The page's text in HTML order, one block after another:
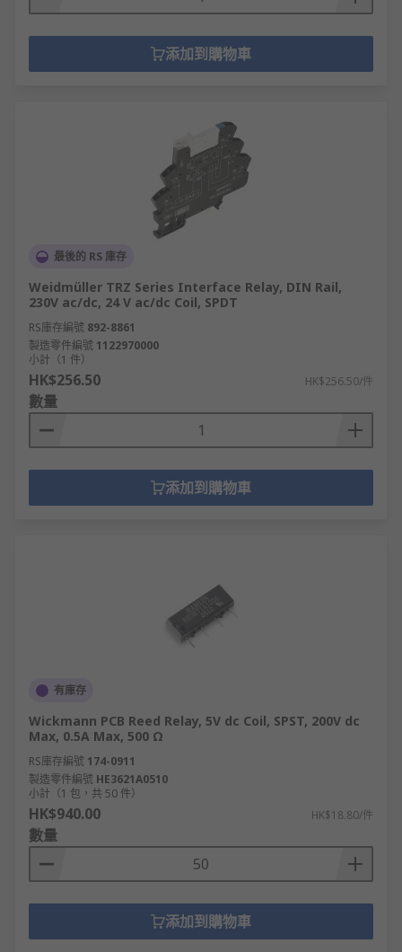
添加到購物車
最後的 RS 庫存
Weidmüller TRZ Series Interface Relay, DIN Rail,
230V ac/dc, 24 V ac/dc Coil, SPDT
RS庫存編號 892-8861
製造零件編號 1122970000
小計（1 件）
HK$256.50 HK$256.50/件
數量
添加到購物車
有庫存
Wickmann PCB Reed Relay, 5V dc Coil, SPST, 200V dc
Max, 0.5A Max, 500 Ω
RS庫存編號 174-0911
製造零件編號 HE3621A0510
小計（1 包，共 50 件）
HK$940.00 HK$18.80/件
數量
添加到購物車